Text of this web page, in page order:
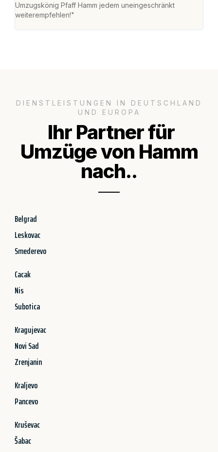
Umzugskönig Pfaff Hamm jedem uneingeschränkt
weiterempfehlen!"
DIENSTLEISTUNGEN IN DEUTSCHLAND
UND EUROPA
Ihr Partner für
Umzüge von Hamm
nach..
Belgrad
Leskovac
Smederevo
Cacak
Nis
Subotica
Kragujevac
Novi Sad
Zrenjanin
Kraljevo
Pancevo
Kruševac
Šabac